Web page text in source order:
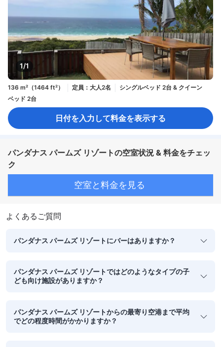
1/1
136 m²（1464 ft²） 定員：大人2名
シングルベッド 2台 & クイーン
ベッド 2台
日付を入力して料金を表示する
パンダナス パームズ リゾートの空室状況 & 料金をチェッ
ク
空室と料金を見る
よくあるご質問
パンダナス パームズ リゾートにバーはありますか？
パンダナス パームズ リゾートではどのようなタイプの子
ども向け施設がありますか？
パンダナス パームズ リゾートからの最寄り空港まで平均
でどの程度時間がかかりますか？